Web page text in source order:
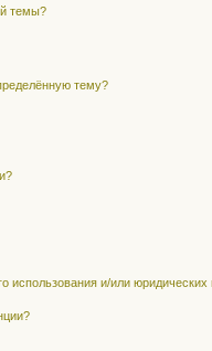
темы?
тему?
использования и/или